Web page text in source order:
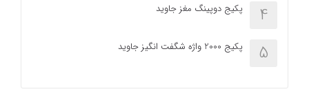
4 پکیج دوپینگ مغز جاوید
5 پکیج 2000 واژه شگفت انگیز جاوید